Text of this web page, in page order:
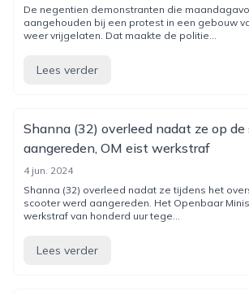
De negentien demonstranten die
aangehouden bij een protest in een gebouw
weer vrijgelaten. Dat maakte de politie...
Lees verder
Shanna (32) overleed nadat ze op
aangereden, OM eist werkstraf
4 jun. 2024
Shanna (32) overleed nadat ze tijdens het
scooter werd aangereden. Het Openbaar
werkstraf van honderd uur tege...
Lees verder